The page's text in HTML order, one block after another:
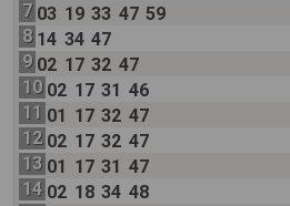
7 03 19 33 47 59
8 14 34 47
9 02 17 32 47
10 02 17 31 46
11 01 17 32 47
12 02 17 32 47
13 01 17 31 47
14 02 18 34 48